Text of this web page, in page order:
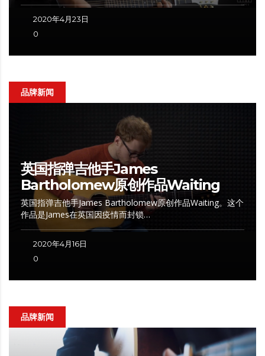
2020年4月23日
0
品牌新闻
英国指弹吉他手James
Bartholomew原创作品Waiting
英国指弹吉他手James Bartholomew原创作品Waiting。这个
作品是James在英国因疫情而封锁…
2020年4月16日
0
品牌新闻